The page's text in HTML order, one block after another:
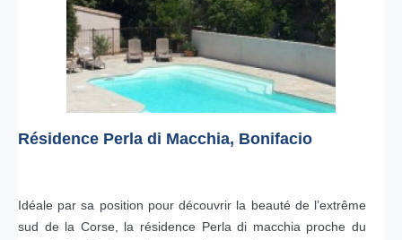
Résidence Perla di Macchia, Bonifacio
Idéale par sa position pour découvrir la beauté de l’extrême
sud de la Corse, la résidence Perla di macchia proche du